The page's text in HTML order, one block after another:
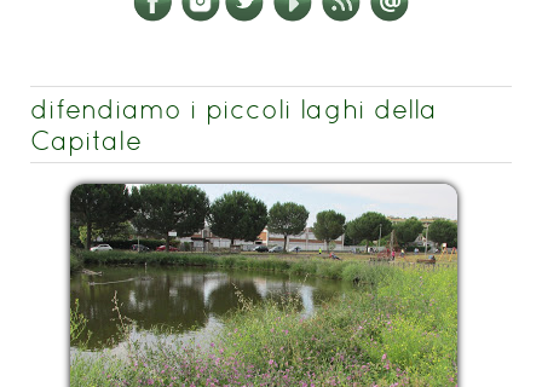
difendiamo i piccoli laghi della
Capitale